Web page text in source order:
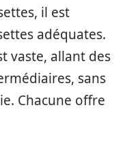
il est
adéquates.
vaste, allant des
sans
Chacune offre